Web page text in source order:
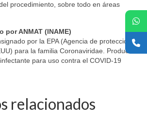
procedimiento, sobre todo en áreas
por ANMAT (INAME)
por la EPA (Agencia de protección
para la familia Coronaviridae. Producto
para uso contra el COVID-19
relacionados